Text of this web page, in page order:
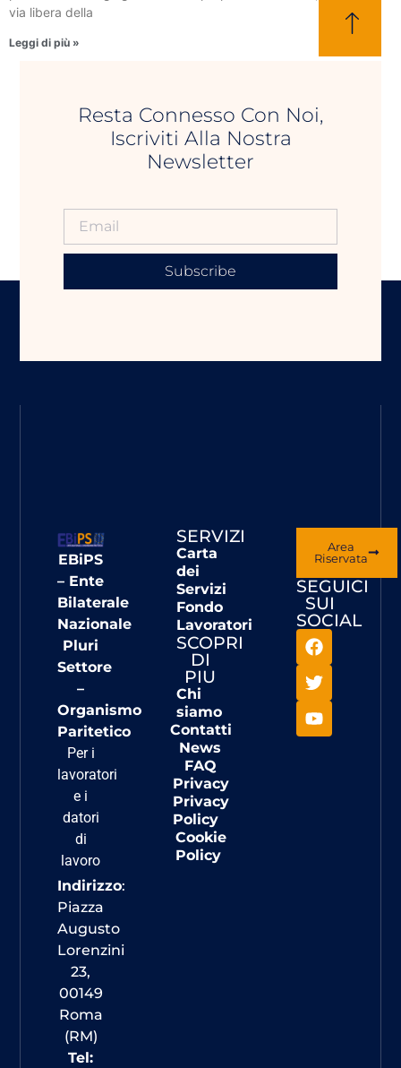
via libera della
Leggi di più »
Resta Connesso Con Noi,
Iscriviti Alla Nostra
Newsletter
Subscribe
EBiPS
– Ente
Bilaterale
Nazionale
Pluri
Settore
–
Organismo
Paritetico
Per i
lavoratori
e i
datori
di
lavoro
Indirizzo:
Piazza
Augusto
Lorenzini
23,
00149
Roma
(RM)
Tel:
SERVIZI
Carta
dei
Servizi
Fondo
Lavoratori
SCOPRI
DI
PIU
Chi
siamo
Contatti
News
FAQ
Privacy
Privacy
Policy
Cookie
Policy
Area
Riservata
SEGUICI
SUI
SOCIAL